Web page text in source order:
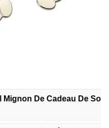
Mignon De Cadeau De